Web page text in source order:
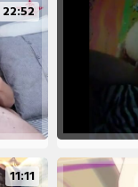
22:52
11:11